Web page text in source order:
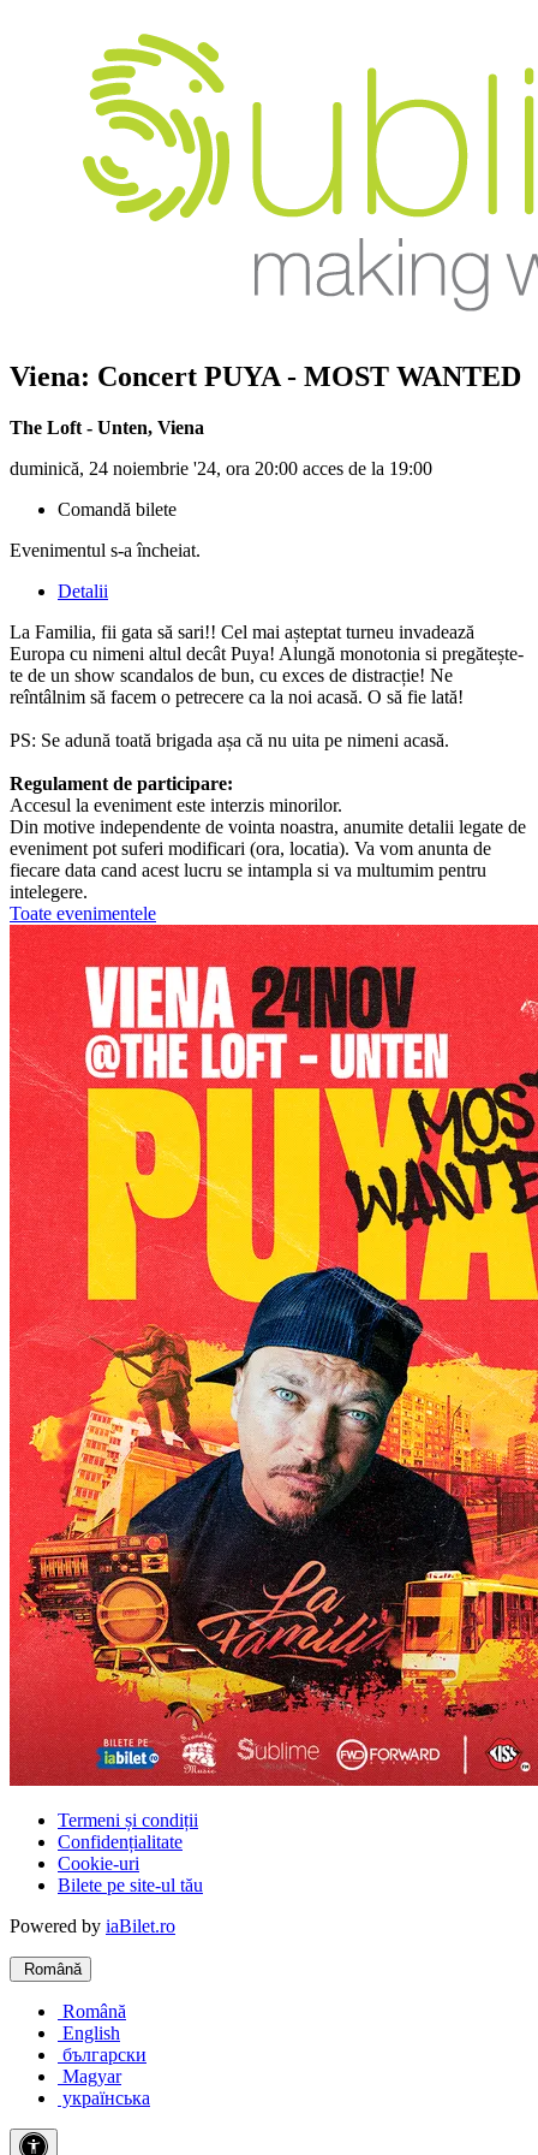
Viena: Concert PUYA - MOST WANTED
The Loft - Unten, Viena
duminică, 24 noiembrie '24, ora 20:00 acces de la 19:00
Comandă bilete
Evenimentul s-a încheiat.
Detalii
La Familia, fii gata să sari!! Cel mai așteptat turneu invadează
Europa cu nimeni altul decât Puya! Alungă monotonia si pregătește-
te de un show scandalos de bun, cu exces de distracție! Ne
reîntâlnim să facem o petrecere ca la noi acasă. O să fie lată!
PS: Se adună toată brigada așa că nu uita pe nimeni acasă.
Regulament de participare:
Accesul la eveniment este interzis minorilor.
Din motive independente de vointa noastra, anumite detalii legate de
eveniment pot suferi modificari (ora, locatia). Va vom anunta de
fiecare data cand acest lucru se intampla si va multumim pentru
intelegere.
Toate evenimentele
Termeni și condiții
Confidențialitate
Cookie-uri
Bilete pe site-ul tău
Powered by iaBilet.ro
Română
Română
English
български
Magyar
українська